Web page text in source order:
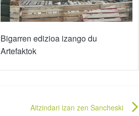
Bigarren edizioa izango du
Artefaktok
Aitzindari izan zen Sancheski